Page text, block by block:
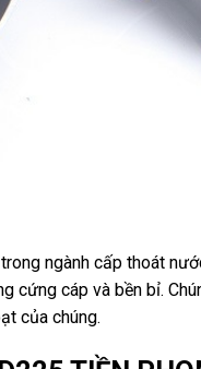
ngành cấp thoát
cứng cáp và bền bỉ.
của chúng.